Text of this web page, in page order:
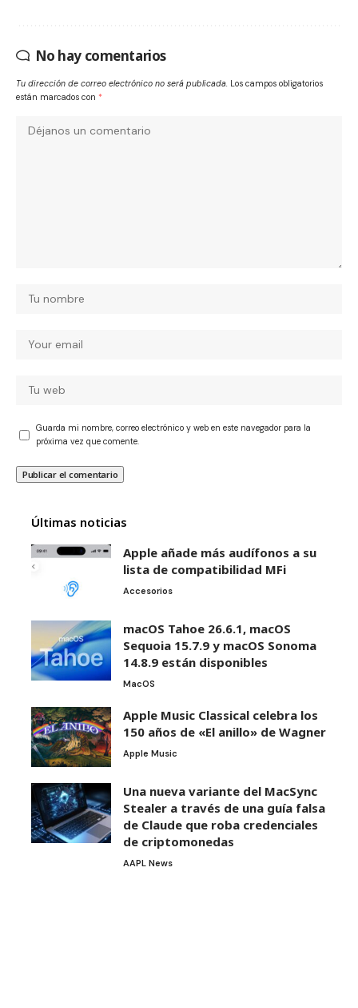
No hay comentarios
Tu dirección de correo electrónico no será publicada. Los campos obligatorios
están marcados con *
Guarda mi nombre, correo electrónico y web en este navegador para la
próxima vez que comente.
Últimas noticias
Apple añade más audífonos a su
lista de compatibilidad MFi
Accesorios
macOS Tahoe 26.6.1, macOS
Sequoia 15.7.9 y macOS Sonoma
14.8.9 están disponibles
MacOS
Apple Music Classical celebra los
150 años de «El anillo» de Wagner
Apple Music
Una nueva variante del MacSync
Stealer a través de una guía falsa
de Claude que roba credenciales
de criptomonedas
AAPL News